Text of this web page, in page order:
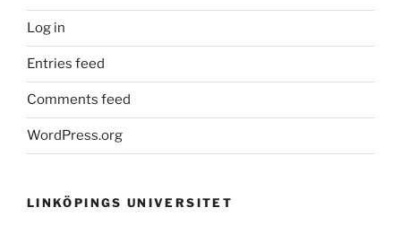
Log in
Entries feed
Comments feed
WordPress.org
LINKÖPINGS UNIVERSITET